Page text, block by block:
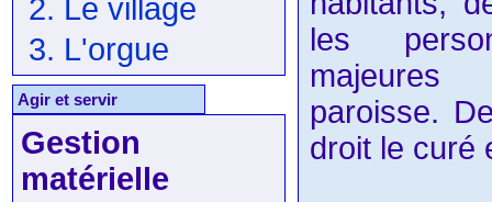
2. Le village
3. L'orgue
Agir et servir
Gestion
matérielle
les
paroisse.
droit le curé